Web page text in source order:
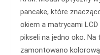
pancake, które
okiem a matrycami
pikseli na jedno oko.
zamontowano